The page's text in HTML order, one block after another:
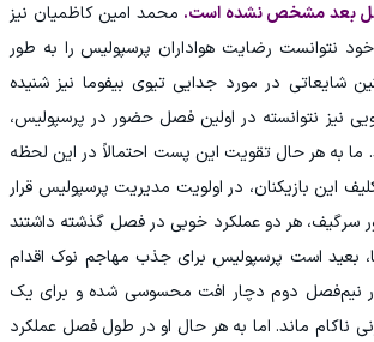
بعد مشخص نشده است. محمد امین کاظمیان نیز
نتوانست رضایت هواداران پرسپولیس را به طور
شایعاتی در مورد جدایی تیوی بیفوما نیز شنیده
نیز نتوانسته در اولین فصل حضور در پرسپولیس،
ما به هر حال تقویت این پست احتمالاً در این لحظه
بازیکنان، در اولویت مدیریت پرسپولیس قرار
سرگیف، هر دو عملکرد خوبی در فصل گذشته داشتند
بعید است پرسپولیس برای جذب مهاجم نوک اقدام
در نیم‌فصل دوم دچار افت محسوسی شده و برای یک
ناکام ماند. اما به هر حال او در طول فصل عملکرد